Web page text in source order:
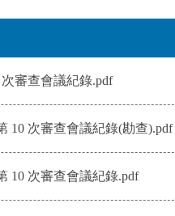
審查會議紀錄.pdf
10 次審查會議紀錄(勘查).pdf
10 次審查會議紀錄.pdf